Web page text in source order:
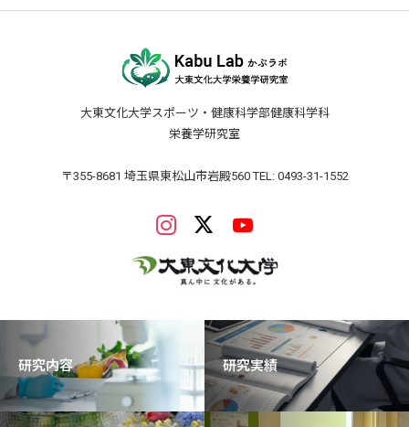
大東文化大学スポーツ・健康科学部健康科学科
栄養学研究室
〒355-8681 埼玉県東松山市岩殿560 TEL: 0493-31-1552
研究内容 研究実績